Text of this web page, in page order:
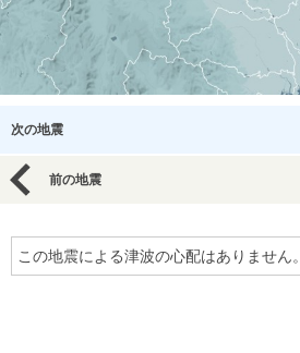
次の地震
前の地震
この地震による津波の心配はありません。